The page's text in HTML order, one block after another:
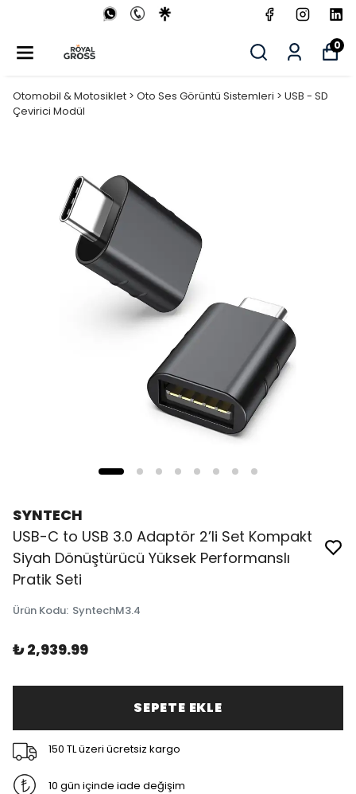
0
Otomobil & Motosiklet > Oto Ses Görüntü Sistemleri > USB - SD
Çevirici Modül
SYNTECH
USB-C to USB 3.0 Adaptör 2’li Set Kompakt
Siyah Dönüştürücü Yüksek Performanslı
Pratik Seti
Ürün Kodu: SyntechM3.4
₺ 2,939.99
SEPETE EKLE
150 TL üzeri ücretsiz kargo
10 gün içinde iade değişim